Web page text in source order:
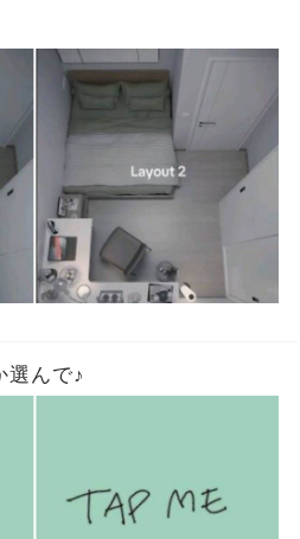
選んで♪